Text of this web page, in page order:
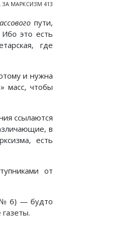
ЗА МАРКСИЗМ 413
пути,
Ибо это есть
где
и нужна
масс, чтобы
ссылаются
в
есть
от
№ 6) — будто